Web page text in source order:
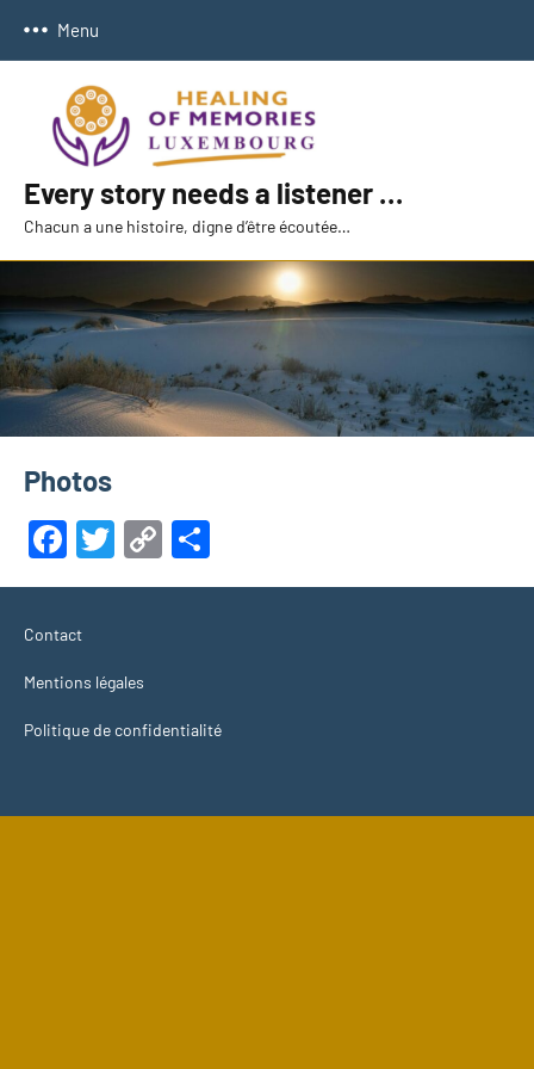
Menu
Every story needs a listener …
Chacun a une histoire, digne d’être écoutée…
Photos
Facebook
Twitter
Copy
Link
Contact
Mentions légales
Politique de confidentialité